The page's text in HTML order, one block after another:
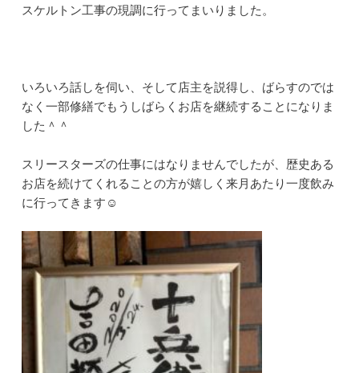
スケルトン工事の現調に行ってまいりました。
いろいろ話しを伺い、そして店主を説得し、ばらすのでは
なく一部修繕でもうしばらくお店を継続することになりま
した＾＾
スリースターズの仕事にはなりませんでしたが、歴史ある
お店を続けてくれることの方が嬉しく来月あたり一度飲み
に行ってきます☺